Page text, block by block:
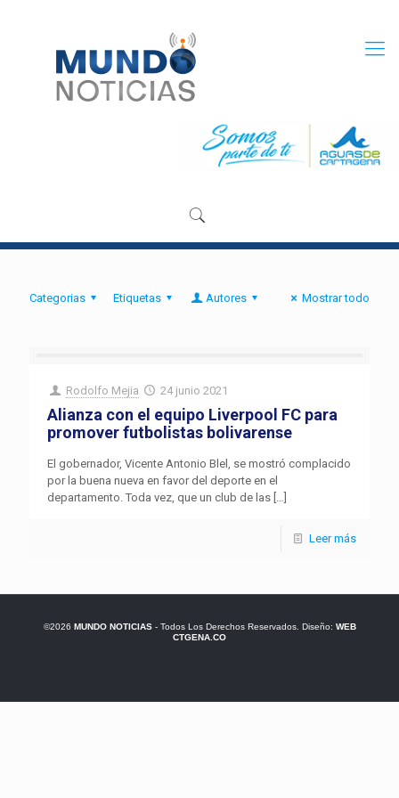
Categorias Etiquetas Autores Mostrar todo
Rodolfo Mejia 24 junio 2021
Alianza con el equipo Liverpool FC para
promover futbolistas bolivarense
El gobernador, Vicente Antonio Blel, se mostró complacido
por la buena nueva en favor del deporte en el
departamento. Toda vez, que un club de las […]
Leer más
©2026 MUNDO NOTICIAS- Todos Los Derechos Reservados. Diseño: WEB
CTGENA.CO